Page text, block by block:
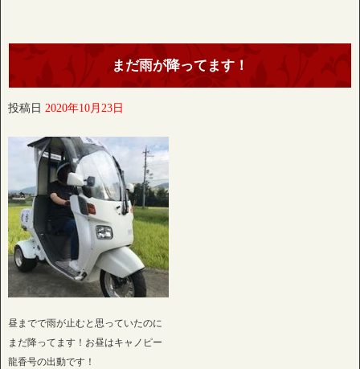
まだ雨が降ってます！
投稿日 2020年10月23日
昼までで雨が止むと思っていたのに
まだ降ってます！お昼はキャノピー
龍香号の出動です！